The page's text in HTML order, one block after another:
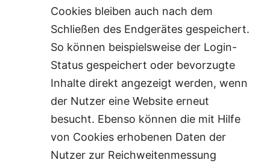
Cookies bleiben auch nach dem
Schließen des Endgerätes gespeichert.
So können beispielsweise der Login-
Status gespeichert oder bevorzugte
Inhalte direkt angezeigt werden, wenn
der Nutzer eine Website erneut
besucht. Ebenso können die mit Hilfe
von Cookies erhobenen Daten der
Nutzer zur Reichweitenmessung